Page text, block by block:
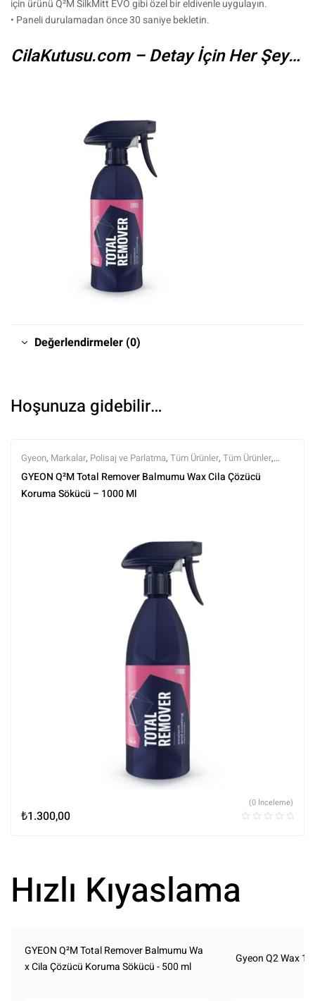
için ürünü Q²M SilkMitt EVO gibi özel bir eldivenle uygulayın.
• Paneli durulamadan önce 30 saniye bekletin.
CilaKutusu.com – Detay İçin Her Şey…
Değerlendirmeler (0)
Hoşunuza gidebilir…
Gyeon, Markalar, Polisaj ve Parlatma, Tüm Ürünler, Tüm Ürünler,
Yüzey Temizleyici ve Arındırıcılar,Yüzey Temizleyiciler
GYEON Q²M Total Remover Balmumu Wax Cila Çözücü
Koruma Sökücü – 1000 Ml
₺1.300,00
(0 İnceleme)
Hızlı Kıyaslama
GYEON Q²M Total Remover Balmumu Wa
x Cila Çözücü Koruma Sökücü - 500 ml
Gyeon Q2 Wax